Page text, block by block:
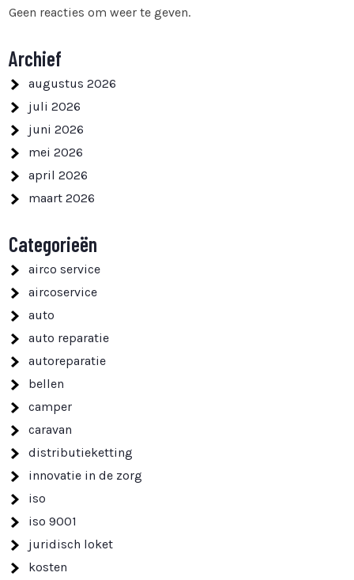
Geen reacties om weer te geven.
Archief
augustus 2026
juli 2026
juni 2026
mei 2026
april 2026
maart 2026
Categorieën
airco service
aircoservice
auto
auto reparatie
autoreparatie
bellen
camper
caravan
distributieketting
innovatie in de zorg
iso
iso 9001
juridisch loket
kosten